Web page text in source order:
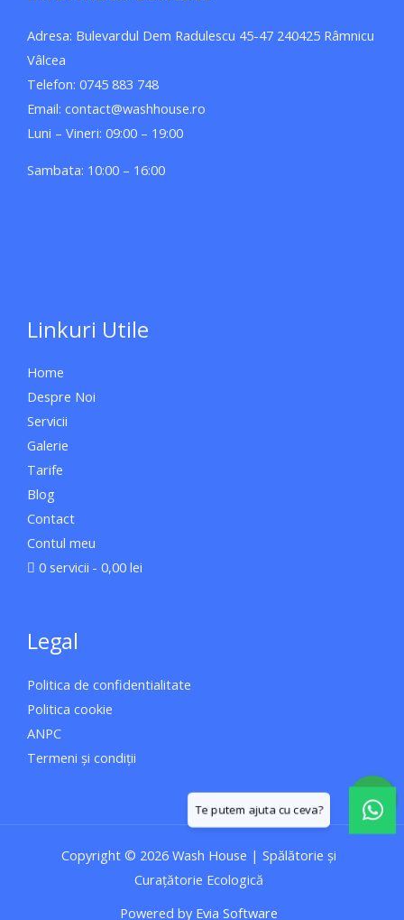
Adresa: Bulevardul Dem Radulescu 45-47 240425 Râmnicu
Vâlcea
Telefon: 0745 883 748
Email: contact@washhouse.ro
Luni – Vineri: 09:00 – 19:00
Sambata: 10:00 – 16:00
Linkuri Utile
Home
Despre Noi
Servicii
Galerie
Tarife
Blog
Contact
Contul meu
0 servicii
0,00 lei
W
h
a
Legal
Politica de confidentialitate
Politica cookie
ANPC
Termeni și condiții
Copyright © 2026 Wash House | Spălătorie și
Curațătorie Ecologică
Powered by Evia Software